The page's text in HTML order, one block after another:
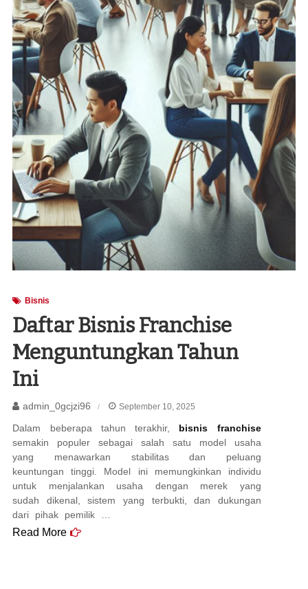
Bisnis
Daftar Bisnis Franchise
Menguntungkan Tahun
Ini
admin_0gcjzi96 September 10, 2025
Dalam beberapa tahun terakhir, bisnis franchise
semakin populer sebagai salah satu model usaha
yang menawarkan stabilitas dan peluang
keuntungan tinggi. Model ini memungkinkan individu
untuk menjalankan usaha dengan merek yang
sudah dikenal, sistem yang terbukti, dan dukungan
dari pihak pemilik …
Read More